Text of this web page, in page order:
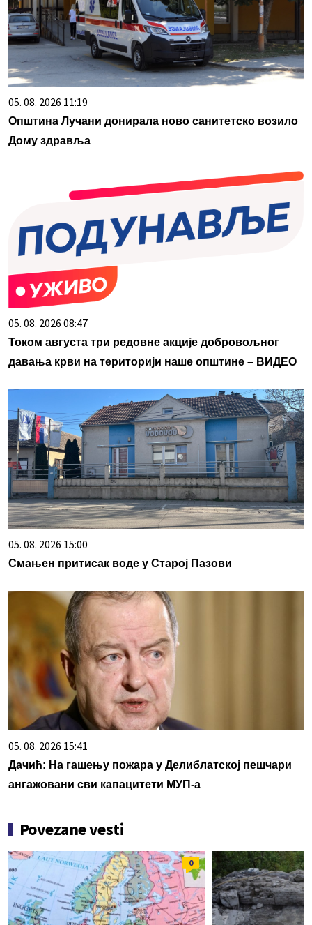
05. 08. 2026 11:19
Општина Лучани донирала ново санитетско возило
Дому здравља
05. 08. 2026 08:47
Током августа три редовне акције добровољног
давања крви на територији наше општине – ВИДЕО
05. 08. 2026 15:00
Смањен притисак воде у Старој Пазови
05. 08. 2026 15:41
Дачић: На гашењу пожара у Делиблатској пешчари
ангажовани сви капацитети МУП-а
Povezane vesti
0